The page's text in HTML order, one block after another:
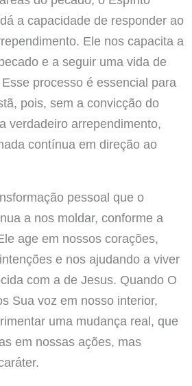
a capacidade de responder ao
Ele nos capacita a
e a seguir uma vida de
processo é essencial para
pois, sem a convicção do
verdadeiro arrependimento,
contínua em direção ao
pessoal que o
a nos moldar, conforme a
age em nossos corações,
e nos ajudando a viver
com a de Jesus. Quando O
Sua voz em nosso interior,
uma mudança real, que
em nossas ações, mas